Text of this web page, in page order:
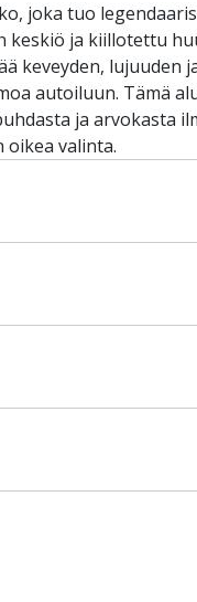
joka tuo
ja kiillotettu
keveyden, lujuuden
autoiluun. Tämä
ja arvokasta
oikea valinta.